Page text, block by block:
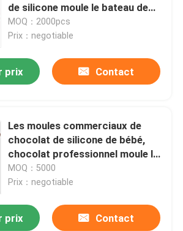
de silicone moule le bateau de
pirate formé
MOQ：2000pcs
Prix：negotiable
prix Contact
Les moules commerciaux de
chocolat de silicone de bébé,
chocolat professionnel moule la
catégorie comestible
MOQ：5000
Prix：negotiable
prix Contact